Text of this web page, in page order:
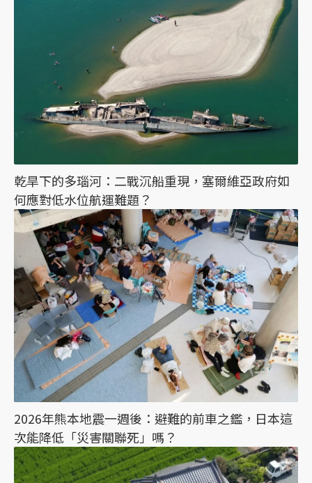
乾旱下的多瑙河：二戰沉船重現，塞爾維亞政府如
何應對低水位航運難題？
2026年熊本地震一週後：避難的前車之鑑，日本這
次能降低「災害關聯死」嗎？